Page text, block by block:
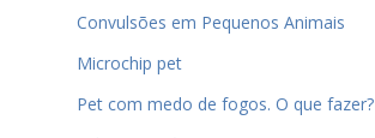
Convulsões em Pequenos Animais
Microchip pet
Pet com medo de fogos. O que fazer?